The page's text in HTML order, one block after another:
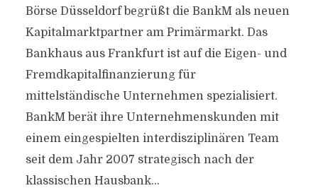
Börse Düsseldorf begrüßt die BankM als neuen
Kapitalmarktpartner am Primärmarkt. Das
Bankhaus aus Frankfurt ist auf die Eigen- und
Fremdkapitalfinanzierung für
mittelständische Unternehmen spezialisiert.
BankM berät ihre Unternehmenskunden mit
einem eingespielten interdisziplinären Team
seit dem Jahr 2007 strategisch nach der
klassischen Hausbank...